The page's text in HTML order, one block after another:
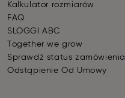
Kalkulator rozmiarów
FAQ
SLOGGI ABC
Together we grow
Sprawdź status zamówienia
Odstąpienie Od Umowy